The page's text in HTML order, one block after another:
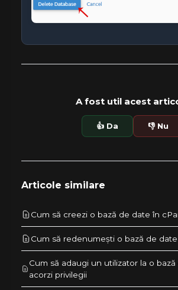
A fost util acest
👍 Da 👎 Nu
Articole similare
Cum să creezi o bază de date în
Cum să redenumești o bază de
Cum să adaugi un utilizator la o
acorzi privilegii